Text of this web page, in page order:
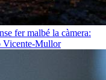
fer malbé la càmera:
Vicente-Mullor